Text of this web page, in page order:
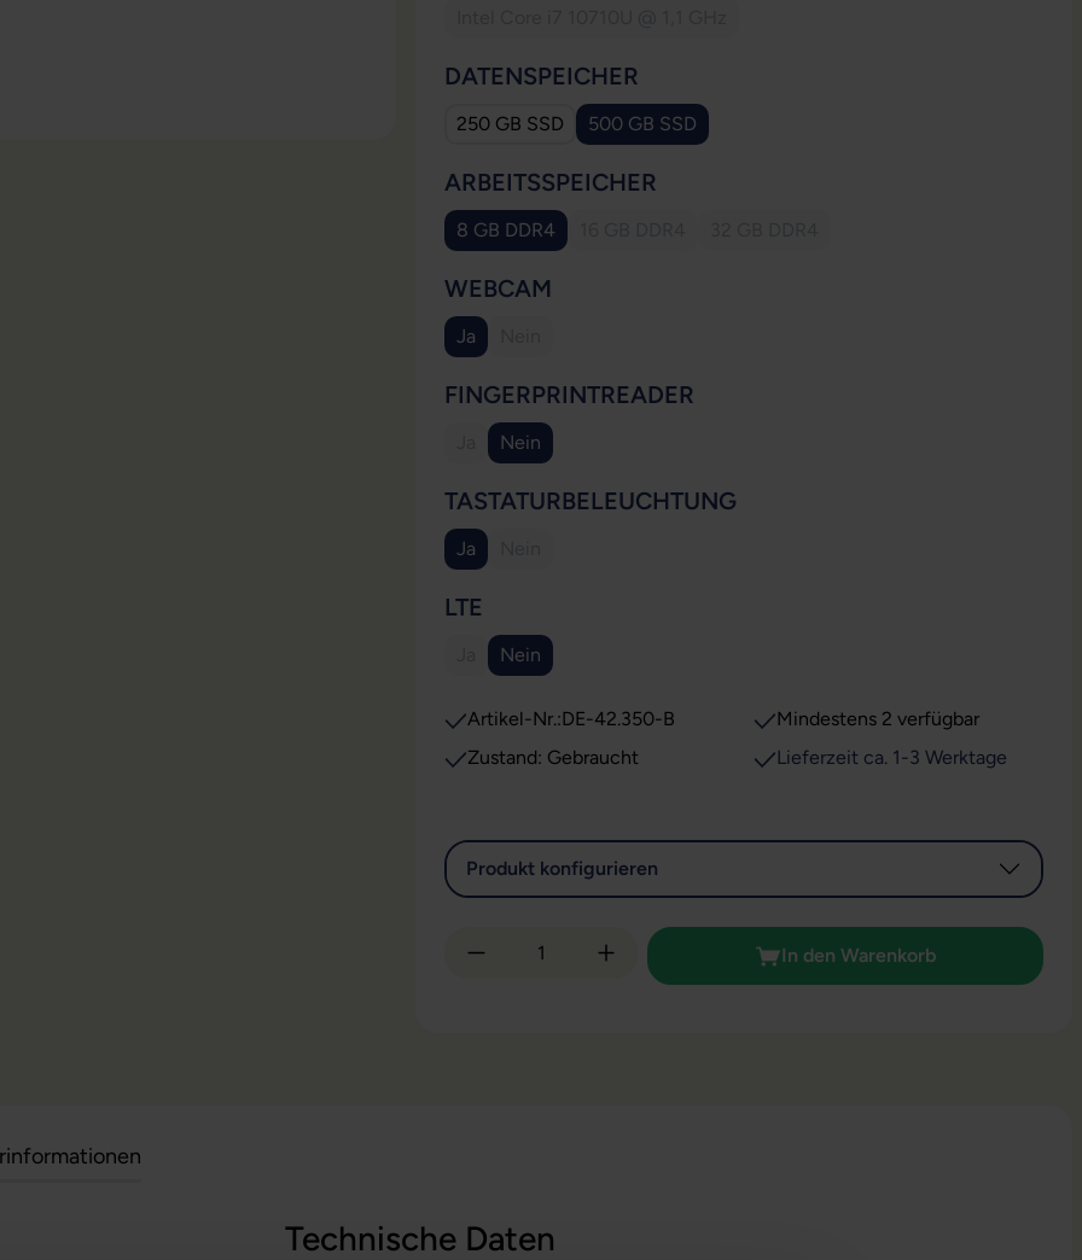
DATENSPEICHER
250 GB SSD 500 GB SSD
ARBEITSSPEICHER
8 GB DDR4
WEBCAM
Ja
FINGERPRINTREADER
(Diese Option ist zurzeit nicht verfügbar.)
Nein
TASTATURBELEUCHTUNG
Ja
LTE
(Diese Option ist zurzeit nicht verfügbar.)
Nein
Artikel-Nr.:DE-42.350-B
Zustand: Gebraucht
Mindestens 2 verfügbar
Lieferzeit ca. 1-3 Werktage
Produkt konfigurieren
Produkt Anzahl: Gib den gewünschten Wert ein
In den Warenkorb
Technische Daten